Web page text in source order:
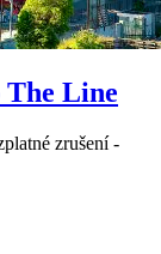
The Line
zrušení -